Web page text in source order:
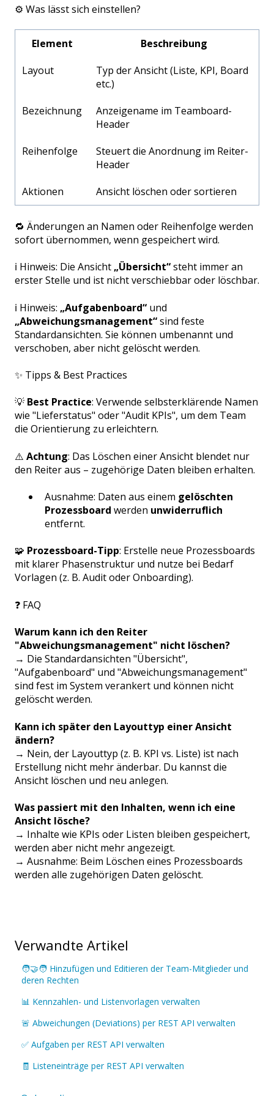
⚙️ Was lässt sich einstellen?
Element
Beschreibung
Layout
Typ der Ansicht (Liste, KPI, Board
etc.)
Bezeichnung
Anzeigename im Teamboard-
Header
Reihenfolge
Steuert die Anordnung im Reiter-
Header
Aktionen
Ansicht löschen oder sortieren
🔁 Änderungen an Namen oder Reihenfolge werden
sofort übernommen, wenn gespeichert wird.
ℹ️ Hinweis: Die Ansicht „Übersicht“steht immer an
erster Stelle und ist nicht verschiebbar oder löschbar.
ℹ️ Hinweis: „Aufgabenboard“ und
„Abweichungsmanagement“sind feste
Standardansichten. Sie können umbenannt und
verschoben, aber nicht gelöscht werden.
✨ Tipps & Best Practices
💡 Best Practice: Verwende selbsterklärende Namen
wie "Lieferstatus" oder "Audit KPIs", um dem Team
die Orientierung zu erleichtern.
⚠️ Achtung: Das Löschen einer Ansicht blendet nur
den Reiter aus – zugehörige Daten bleiben erhalten.
Ausnahme: Daten aus einem gelöschten
Prozessboard werden unwiderruflich
entfernt.
🧩 Prozessboard-Tipp: Erstelle neue Prozessboards
mit klarer Phasenstruktur und nutze bei Bedarf
Vorlagen (z. B. Audit oder Onboarding).
❓ FAQ
Warum kann ich den Reiter
"Abweichungsmanagement" nicht löschen?
→ Die Standardansichten "Übersicht",
"Aufgabenboard" und "Abweichungsmanagement"
sind fest im System verankert und können nicht
gelöscht werden.
Kann ich später den Layouttyp einer Ansicht
ändern?
→ Nein, der Layouttyp (z. B. KPI vs. Liste) ist nach
Erstellung nicht mehr änderbar. Du kannst die
Ansicht löschen und neu anlegen.
Was passiert mit den Inhalten, wenn ich eine
Ansicht lösche?
→ Inhalte wie KPIs oder Listen bleiben gespeichert,
werden aber nicht mehr angezeigt.
→ Ausnahme: Beim Löschen eines Prozessboards
werden alle zugehörigen Daten gelöscht.
Verwandte Artikel
🧑‍🤝‍🧑 Hinzufügen und Editieren der Team-Mitglieder und
deren Rechten
📊 Kennzahlen- und Listenvorlagen verwalten
🚨 Abweichungen (Deviations) per REST API verwalten
✅ Aufgaben per REST API verwalten
🧾 Listeneinträge per REST API verwalten